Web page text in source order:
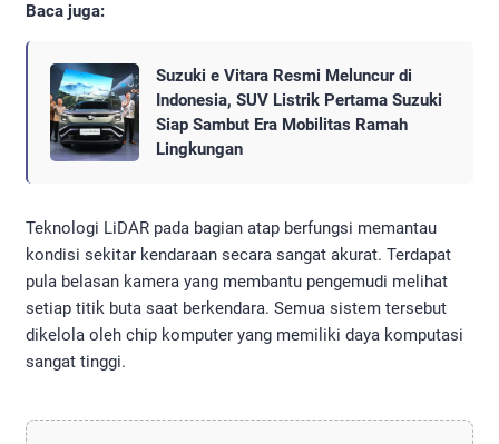
Baca juga:
Suzuki e Vitara Resmi Meluncur di
Indonesia, SUV Listrik Pertama Suzuki
Siap Sambut Era Mobilitas Ramah
Lingkungan
Teknologi LiDAR pada bagian atap berfungsi memantau
kondisi sekitar kendaraan secara sangat akurat. Terdapat
pula belasan kamera yang membantu pengemudi melihat
setiap titik buta saat berkendara. Semua sistem tersebut
dikelola oleh chip komputer yang memiliki daya komputasi
sangat tinggi.